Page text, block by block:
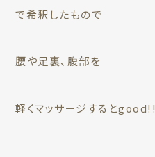
で希釈したもので
腰や足裏、腹部を
軽くマッサージするとgood!!